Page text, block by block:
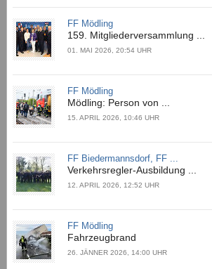
FF Mödling
159. Mitgliederversammlung ...
01. MAI 2026, 20:54 UHR
FF Mödling
Mödling: Person von ...
15. APRIL 2026, 10:46 UHR
FF Biedermannsdorf, FF ...
Verkehrsregler-Ausbildung ...
12. APRIL 2026, 12:52 UHR
FF Mödling
Fahrzeugbrand
26. JÄNNER 2026, 14:00 UHR